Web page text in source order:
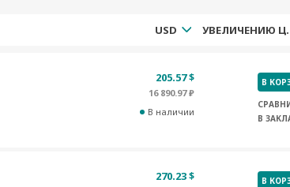
USD
205.57 $
16 890.97 ₽
В наличии
В
В
270.23 $
В